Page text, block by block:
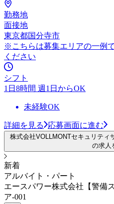
勤務地
面接地
東京都国分寺市
※こちらは募集エリアの一例
ください
シフト
1日8時間 週1日からOK
未経験OK
詳細を見る 応募画面に進む
株式会社VOLLMONTセキュリティ
の求人
新着
アルバイト・パート
エースパワー株式会社【警備
ア-001